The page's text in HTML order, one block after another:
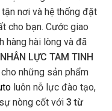
nơi và hệ thống đặt
cho bạn. Cước giao
hàng hài lòng và đã
LỰC TAM TINH
những sản phẩm
luôn nỗ lực đào tạo,
nòng cốt với 3 từ